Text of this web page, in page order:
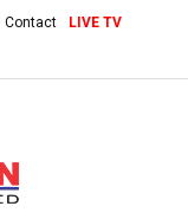
Contact LIVE TV